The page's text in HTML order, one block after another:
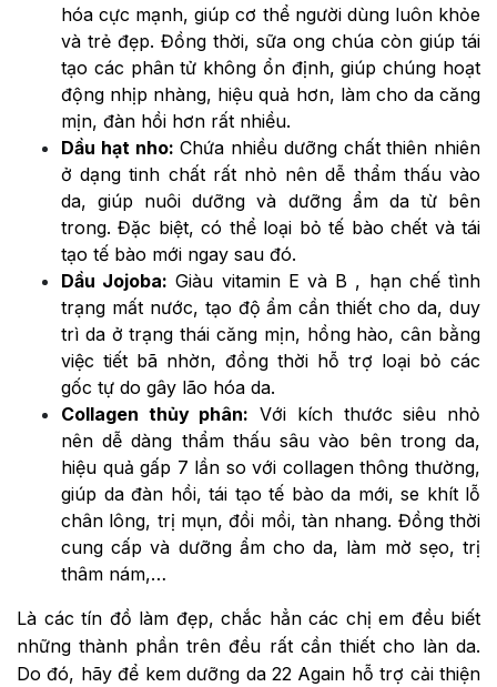
hóa cực mạnh, giúp cơ thể người dùng luôn khỏe
và trẻ đẹp. Đồng thời, sữa ong chúa còn giúp tái
tạo các phân tử không ổn định, giúp chúng hoạt
động nhịp nhàng, hiệu quả hơn, làm cho da căng
mịn, đàn hồi hơn rất nhiều.
Dầu hạt nho: Chứa nhiều dưỡng chất thiên nhiên
ở dạng tinh chất rất nhỏ nên dễ thẩm thấu vào
da, giúp nuôi dưỡng và dưỡng ẩm da từ bên
trong. Đặc biệt, có thể loại bỏ tế bào chết và tái
tạo tế bào mới ngay sau đó.
Dầu Jojoba: Giàu vitamin E và B , hạn chế tình
trạng mất nước, tạo độ ẩm cần thiết cho da, duy
trì da ở trạng thái căng mịn, hồng hào, cân bằng
việc tiết bã nhờn, đồng thời hỗ trợ loại bỏ các
gốc tự do gây lão hóa da.
Collagen thủy phân: Với kích thước siêu nhỏ
nên dễ dàng thẩm thấu sâu vào bên trong da,
hiệu quả gấp 7 lần so với collagen thông thường,
giúp da đàn hồi, tái tạo tế bào da mới, se khít lỗ
chân lông, trị mụn, đồi mồi, tàn nhang. Đồng thời
cung cấp và dưỡng ẩm cho da, làm mờ sẹo, trị
thâm nám,…
Là các tín đồ làm đẹp, chắc hẳn các chị em đều biết
những thành phần trên đều rất cần thiết cho làn da.
Do đó, hãy để kem dưỡng da 22 Again hỗ trợ cải thiện